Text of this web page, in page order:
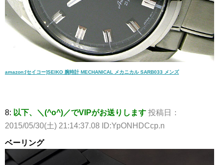
amazon:[セイコー]SEIKO 腕時計 MECHANICAL メカニカル SARB033 メンズ
8: 以下、＼(^o^)／でVIPがお送りします 投稿日：
2015/05/30(土) 21:14:37.08 ID:YpONHDCcp.n
ベーリング